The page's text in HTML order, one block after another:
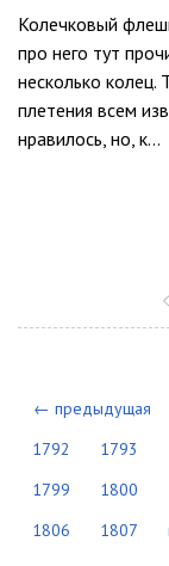
Колечковый
про него тут
несколько
плетения всем
нравилось, но, к...
← предыдущая
1792
1793
1799
1800
1806
1807